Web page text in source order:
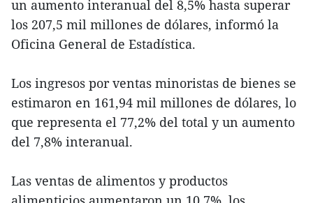
un aumento interanual del 8,5% hasta superar
los 207,5 mil millones de dólares, informó la
Oficina General de Estadística.
Los ingresos por ventas minoristas de bienes se
estimaron en 161,94 mil millones de dólares, lo
que representa el 77,2% del total y un aumento
del 7,8% interanual.
Las ventas de alimentos y productos